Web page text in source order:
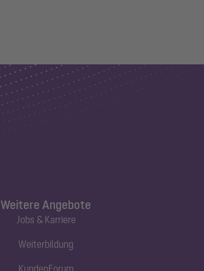
Weitere Angebote
Jobs & Karriere
Weiterbildung
KundenForum